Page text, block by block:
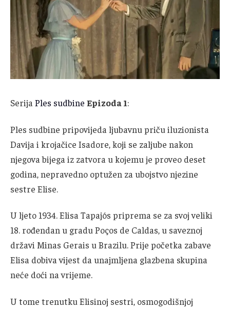
Serija Ples sudbine Epizoda 1:
Ples sudbine pripovijeda ljubavnu priču iluzionista
Davija i krojačice Isadore, koji se zaljube nakon
njegova bijega iz zatvora u kojemu je proveo deset
godina, nepravedno optužen za ubojstvo njezine
sestre Elise.
U ljeto 1934. Elisa Tapajós priprema se za svoj veliki
18. rođendan u gradu Poços de Caldas, u saveznoj
državi Minas Gerais u Brazilu. Prije početka zabave
Elisa dobiva vijest da unajmljena glazbena skupina
neće doći na vrijeme.
U tome trenutku Elisinoj sestri, osmogodišnjoj